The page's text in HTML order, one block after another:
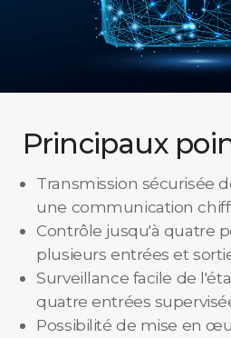
Principaux
Transmission sécurisée
une communication
Contrôle jusqu'à quatre
plusieurs entrées et
Surveillance facile de
quatre entrées
Possibilité de mise en